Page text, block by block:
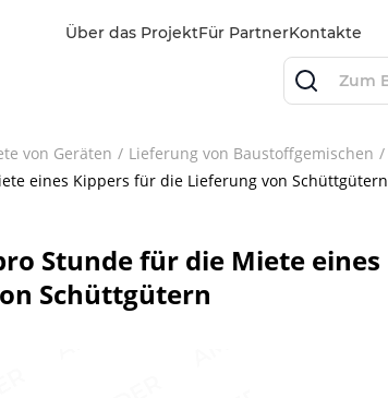
Über das ProjektFür PartnerKontakte
von Geräten Lieferung von Baustoffgemischen
eines Kippers für die Lieferung von Schüttgütern
Stunde für die Miete eines
Schüttgütern